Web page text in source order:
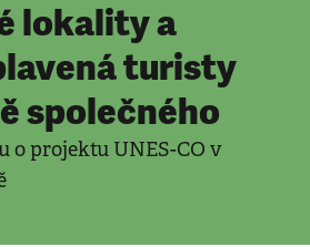
lokality a
turisty
společného
o projektu UNES-CO v